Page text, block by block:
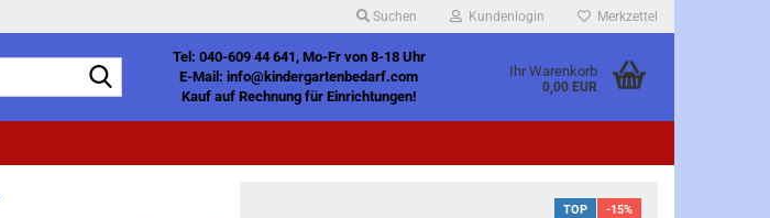
Suchen Kundenlogin Merkzettel
Tel: 040-609 44 641, Mo-Fr von 8-18 Uhr
E-Mail: info@kindergartenbedarf.com
Kauf auf Rechnung für Einrichtungen!
Ihr Warenkorb
0,00 EUR
TOP -15%